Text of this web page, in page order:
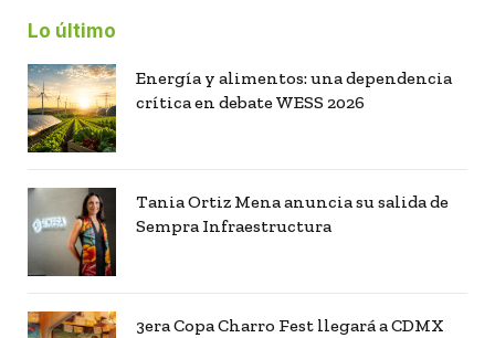
Lo último
Energía y alimentos: una dependencia
crítica en debate WESS 2026
Tania Ortiz Mena anuncia su salida de
Sempra Infraestructura
3era Copa Charro Fest llegará a CDMX